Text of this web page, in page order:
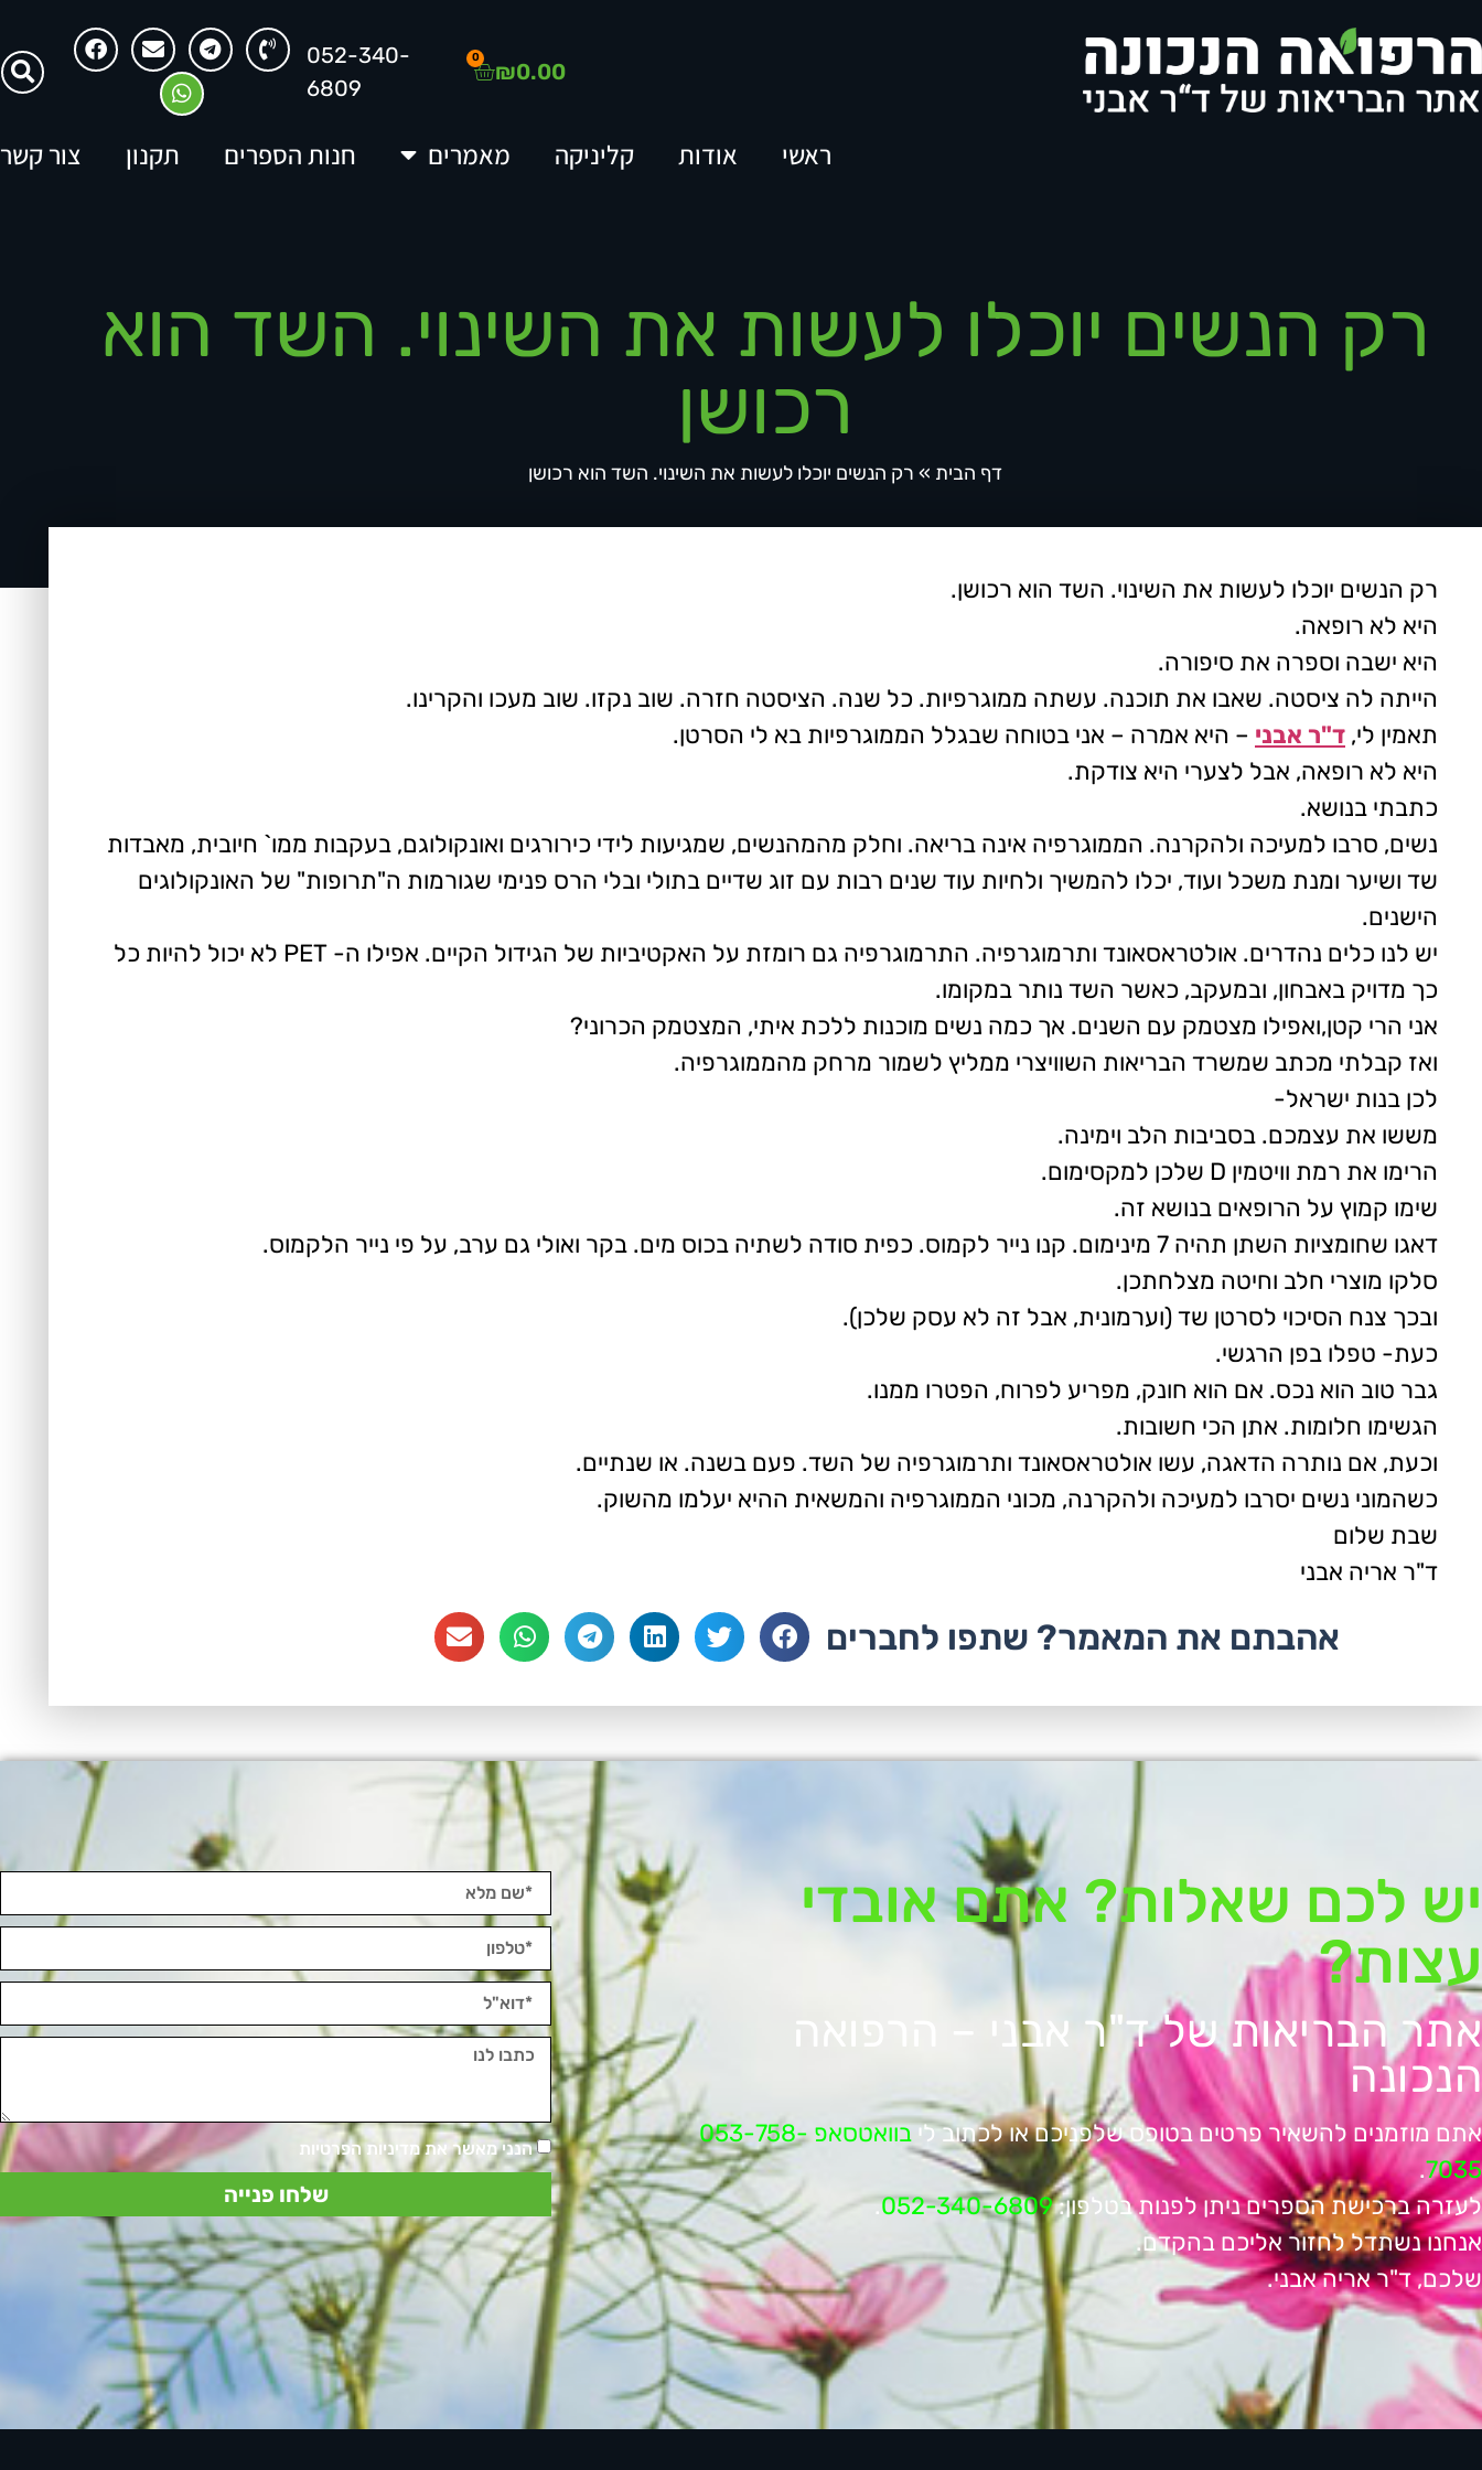
₪0.00
0
052-340-
6809
ראשי אודות קליניקה מאמרים חנות הספרים תקנון צור קשר
רק הנשים יוכלו לעשות את השינוי. השד הוא
רכושן
דף הבית » רק הנשים יוכלו לעשות את השינוי. השד הוא רכושן
רק הנשים יוכלו לעשות את השינוי. השד הוא רכושן.
היא לא רופאה.
היא ישבה וספרה את סיפורה.
הייתה לה ציסטה. שאבו את תוכנה. עשתה ממוגרפיות. כל שנה. הציסטה חזרה. שוב נקזו. שוב מעכו והקרינו.
תאמין לי, ד"ר אבני – היא אמרה – אני בטוחה שבגלל הממוגרפיות בא לי הסרטן.
היא לא רופאה, אבל לצערי היא צודקת.
כתבתי בנושא.
נשים, סרבו למעיכה ולהקרנה. הממוגרפיה אינה בריאה. וחלק מהמהנשים, שמגיעות לידי כירורגים ואונקולוגם, בעקבות ממו` חיובית, מאבדות
שד ושיער ומנת משכל ועוד, יכלו להמשיך ולחיות עוד שנים רבות עם זוג שדיים בתולי ובלי הרס פנימי שגורמות ה"תרופות" של האונקולוגים
הישנים.
יש לנו כלים נהדרים. אולטראסאונד ותרמוגרפיה. התרמוגרפיה גם רומזת על האקטיביות של הגידול הקיים. אפילו ה- PET לא יכול להיות כל
כך מדויק באבחון, ובמעקב, כאשר השד נותר במקומו.
אני הרי קטן,ואפילו מצטמק עם השנים. אך כמה נשים מוכנות ללכת איתי, המצטמק הכרוני?
ואז קבלתי מכתב שמשרד הבריאות השוויצרי ממליץ לשמור מרחק מהממוגרפיה.
לכן בנות ישראל-
מששו את עצמכם. בסביבות הלב וימינה.
הרימו את רמת וויטמין D שלכן למקסימום.
שימו קמוץ על הרופאים בנושא זה.
דאגו שחומציות השתן תהיה 7 מינימום. קנו נייר לקמוס. כפית סודה לשתיה בכוס מים. בקר ואולי גם ערב, על פי נייר הלקמוס.
סלקו מוצרי חלב וחיטה מצלחתכן.
ובכך צנח הסיכוי לסרטן שד (וערמונית, אבל זה לא עסק שלכן).
כעת- טפלו בפן הרגשי.
גבר טוב הוא נכס. אם הוא חונק, מפריע לפרוח, הפטרו ממנו.
הגשימו חלומות. אתן הכי חשובות.
וכעת, אם נותרה הדאגה, עשו אולטראסאונד ותרמוגרפיה של השד. פעם בשנה. או שנתיים.
כשהמוני נשים יסרבו למעיכה ולהקרנה, מכוני הממוגרפיה והמשאית ההיא יעלמו מהשוק.
שבת שלום
ד"ר אריה אבני
אהבתם את המאמר? שתפו לחברים
יש לכם שאלות? אתם אובדי
עצות?
אתר הבריאות של ד"ר אבני – הרפואה
הנכונה
אתם מוזמנים להשאיר פרטים בטופס שלפניכם או לכתוב לי
בוואטסאפ 053-758-
7035
.
לעזרה ברכישת הספרים ניתן לפנות בטלפון:052-340-6809
.
אנחנו נשתדל לחזור אליכם בהקדם.
שלכם, ד"ר אריה אבני.
הנני מאשר את מדיניות הפרטיות
שלחו פנייה